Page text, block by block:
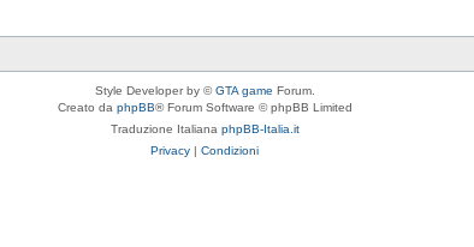
Style Developer by ©GTA game Forum.
Creato da phpBB® Forum Software © phpBB Limited
Traduzione Italiana phpBB-Italia.it
Privacy | Condizioni